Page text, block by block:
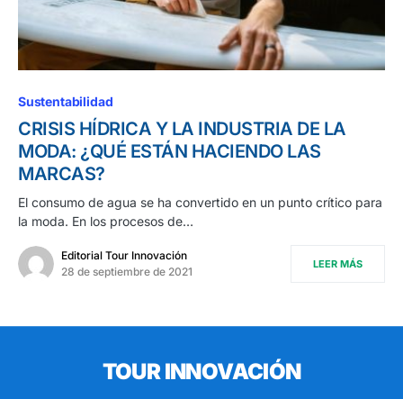
Sustentabilidad
CRISIS HÍDRICA Y LA INDUSTRIA DE LA
MODA: ¿QUÉ ESTÁN HACIENDO LAS
MARCAS?
El consumo de agua se ha convertido en un punto crítico para
la moda. En los procesos de…
Editorial Tour Innovación
28 de septiembre de 2021
LEER MÁS
TOUR INNOVACIÓN